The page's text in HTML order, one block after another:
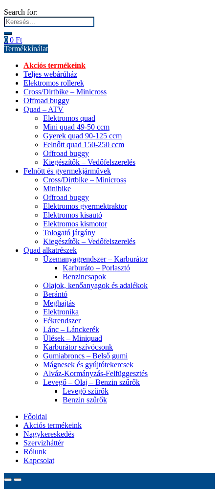
Search for:
0 0 Ft
Termékkínálat
Akciós termékeink
Teljes webárúház
Elektromos rollerek
Cross/Dirtbike – Minicross
Offroad buggy
Quad – ATV
Elektromos quad
Mini quad 49-50 ccm
Gyerek quad 90-125 ccm
Felnőtt quad 150-250 ccm
Offroad buggy
Kiegészítők – Vedőfelszerelés
Felnőtt és gyermekjárművek
Cross/Dirtbike – Minicross
Minibike
Offroad buggy
Elektromos gyermektraktor
Elektromos kisautó
Elektromos kismotor
Tologató járgány
Kiegészítők – Vedőfelszerelés
Quad alkatrészek
Üzemanyagrendszer – Karburátor
Karburáto – Porlasztó
Benzincsapok
Olajok, kenőanyagok és adalékok
Berántó
Meghajtás
Elektronika
Fékrendszer
Lánc – Lánckerék
Ülések – Miniquad
Karburátor szívócsonk
Gumiabroncs – Belső gumi
Mágnesek és gyújtótekercsek
Alváz-Kormányzás-Felfüggesztés
Levegő – Olaj – Benzin szűrők
Levegő szűrők
Benzin szűrők
Főoldal
Akciós termékeink
Nagykereskedés
Szervizháttér
Rólunk
Kapcsolat